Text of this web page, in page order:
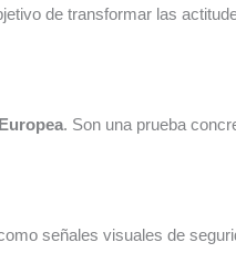
de transformar las
. Son una prueba
señales visuales de